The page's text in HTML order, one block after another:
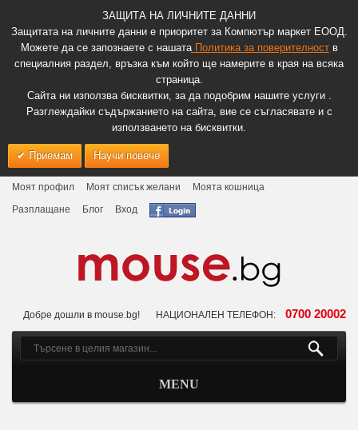
ЗАЩИТА НА ЛИЧНИТЕ ДАННИ
Защитата на личните данни е приоритет за Компютър маркет ЕООД.
Можете да се запознаете с нашатаПолитика за поверителноств
специалния раздел, връзка към който ще намерите в края на всяка
страница.
Сайта ни използва бисквитки, за да подобрим нашите услуги .
Разглеждайки съдържанието на сайта, вие се съгласявате и с
използването на бисквитки.
Приемам Научи повече
Моят профил Моят списък желани
Моята кошница
Разплащане
Блог Вход
Добре дошли в mouse.bg! НАЦИОНАЛЕН ТЕЛЕФОН: 0700 20002
MENU